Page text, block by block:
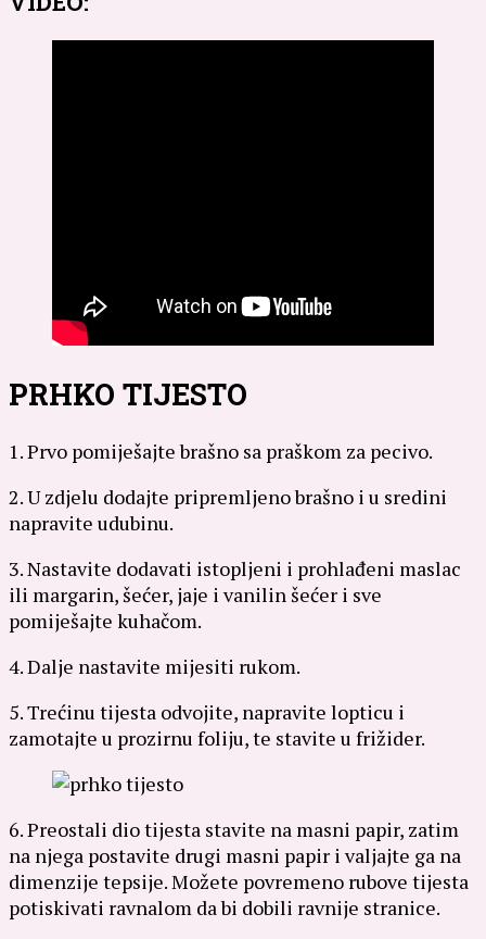
PRHKO TIJESTO
1. Prvo pomiješajte brašno sa praškom za pecivo.
2. U zdjelu dodajte pripremljeno brašno i u sredini
napravite udubinu.
3. Nastavite dodavati istopljeni i prohlađeni maslac
ili margarin, šećer, jaje i vanilin šećer i sve
pomiješajte kuhačom.
4. Dalje nastavite mijesiti rukom.
5. Trećinu tijesta odvojite, napravite lopticu i
zamotajte u prozirnu foliju, te stavite u frižider.
6. Preostali dio tijesta stavite na masni papir, zatim
na njega postavite drugi masni papir i valjajte ga na
dimenzije tepsije. Možete povremeno rubove tijesta
potiskivati ravnalom da bi dobili ravnije stranice.